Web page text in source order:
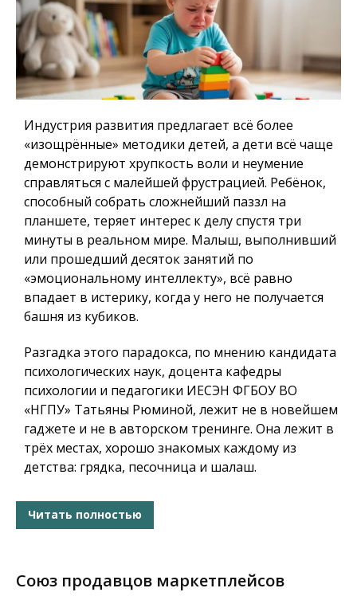
Индустрия развития предлагает всё более
«изощрённые» методики детей, а дети всё чаще
демонстрируют хрупкость воли и неумение
справляться с малейшей фрустрацией. Ребёнок,
способный собрать сложнейший паззл на
планшете, теряет интерес к делу спустя три
минуты в реальном мире. Малыш, выполнивший
или прошедший десяток занятий по
«эмоциональному интеллекту», всё равно
впадает в истерику, когда у него не получается
башня из кубиков.
Разгадка этого парадокса, по мнению кандидата
психологических наук, доцента кафедры
психологии и педагогики ИЕСЭН ФГБОУ ВО
«НГПУ» Татьяны Рюминой, лежит не в новейшем
гаджете и не в авторском тренинге. Она лежит в
трёх местах, хорошо знакомых каждому из
детства: грядка, песочница и шалаш.
Читать полностью
Союз продавцов маркетплейсов